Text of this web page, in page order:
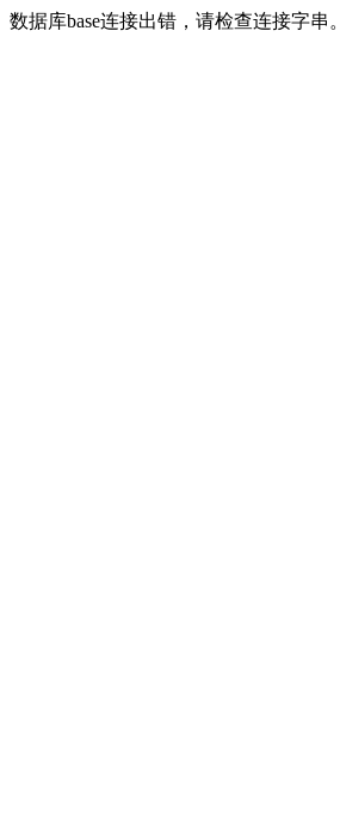
数据库base连接出错，请检查连接字串。